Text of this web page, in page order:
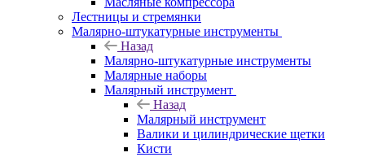
Лестницы и стремянки
Малярно-штукатурные инструменты
Назад
Малярно-штукатурные инструменты
Малярные наборы
Малярный инструмент
Назад
Малярный инструмент
Валики и цилиндрические щетки
Кисти